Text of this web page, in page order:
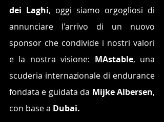
dei Laghi, oggi siamo orgogliosi di
annunciare l'arrivo di un nuovo
sponsor che condivide i nostri valori
e la nostra visione: MAstable, una
scuderia internazionale di endurance
fondata e guidata da Mijke Albersen,
con base a Dubai.